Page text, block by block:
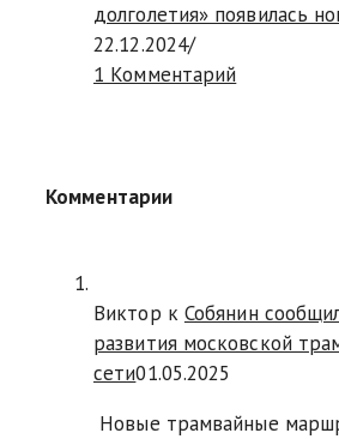
долголетия» появилась
22.12.2024/
1 Комментарий
Комментарии
Виктор к Собянин
развития московской
сети01.05.2025
Новые трамвайные